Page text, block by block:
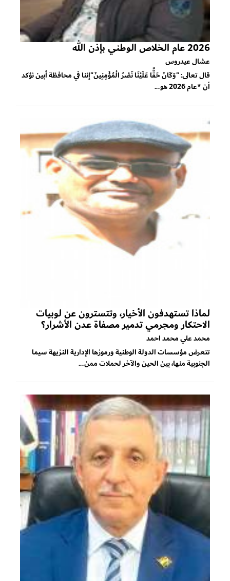
2026 عام الخلاص الوطني بإذن الله
عشال عيدروس
قال تعالى: "وَكَانَ حَقًّا عَلَيْنَا نَصْرُ الْمُؤْمِنِينَ"إننا في محافظة أبين نؤكد
أن *عام 2026 هو...
لماذا تستهدفون الأخيار، وتتسترون عن لوبيات
الاحتكار ومجرمي تدمير مصفاة عدن الأشرار؟
محمد علي محمد احمد
تتعرض مؤسسات الدولة الوطنية ورموزها الإدارية النزيهة سيما
الجنوبية منها، بين الحين والآخر لحملات ممن...